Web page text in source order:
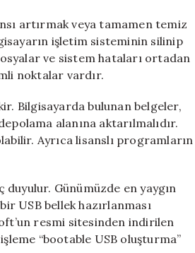
için
artırmak veya tamamen temiz
işletim sisteminin silinip
ve sistem hataları ortadan
noktalar vardır.
Bilgisayarda bulunan belgeler,
alanına aktarılmalıdır.
Ayrıca lisanslı programların
Günümüzde en yaygın
USB bellek hazırlanması
resmi sitesinden indirilen
“bootable USB oluşturma”